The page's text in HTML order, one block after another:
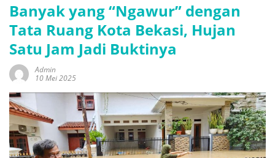
Banyak yang “Ngawur” dengan
Tata Ruang Kota Bekasi, Hujan
Satu Jam Jadi Buktinya
Admin
10 Mei 2025